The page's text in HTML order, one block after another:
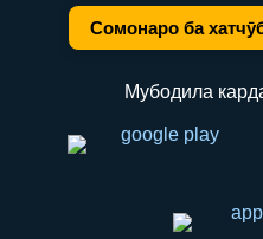
Сомонаро ба
Мубодила